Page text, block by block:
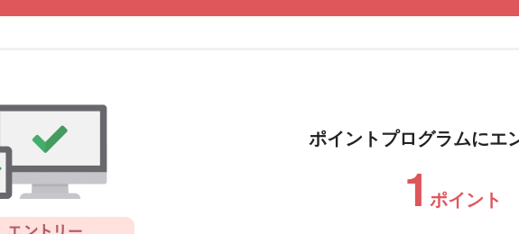
ポイントプログラムにエ
1ポイント